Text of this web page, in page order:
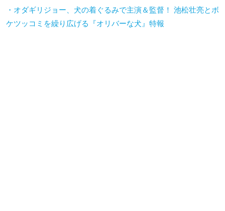
・オダギリジョー、犬の着ぐるみで主演＆監督！ 池松壮亮とボ
ケツッコミを繰り広げる『オリバーな犬』特報